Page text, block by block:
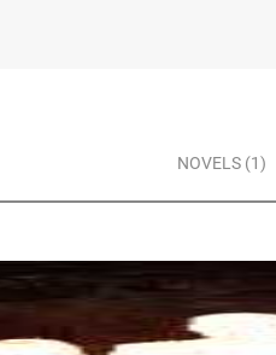
NOVELS (1)